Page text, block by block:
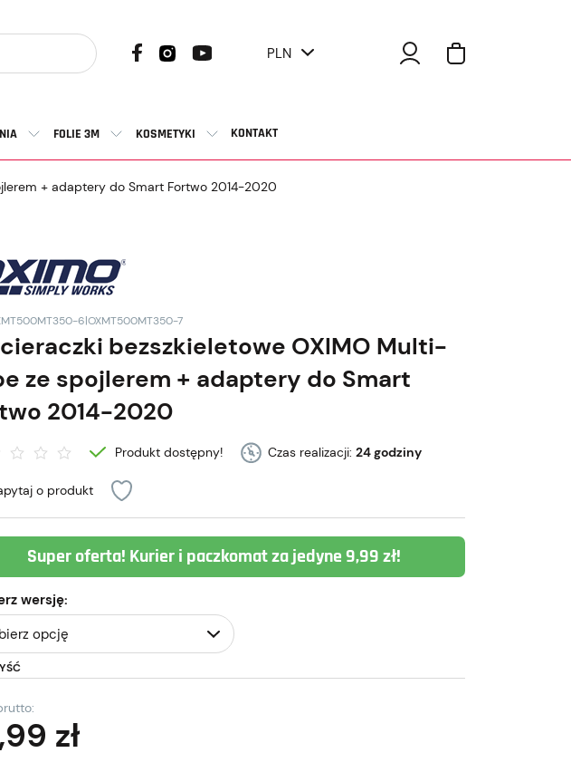
PLN
FOLIE 3M KOSMETYKI KONTAKT
+ adaptery do Smart Fortwo 2014-2020
6|OXMT500MT350-7
bezszkieletowe OXIMO Multi-
ze spojlerem + adaptery do Smart
2014-2020
Produkt dostępny! Czas realizacji: 24 godziny
o produkt
Super oferta! Kurier i paczkomat za jedyne 9,99 zł!
wersję:
zł